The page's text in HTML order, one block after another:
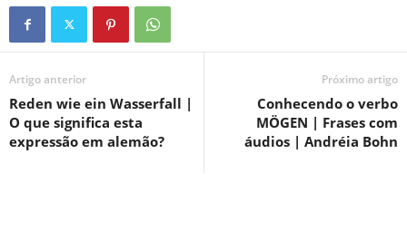
Artigo anterior
Reden wie ein Wasserfall |
O que significa esta
expressão em alemão?
Próximo artigo
Conhecendo o verbo
MÖGEN | Frases com
áudios | Andréia Bohn